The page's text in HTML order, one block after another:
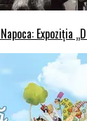
Expoziția